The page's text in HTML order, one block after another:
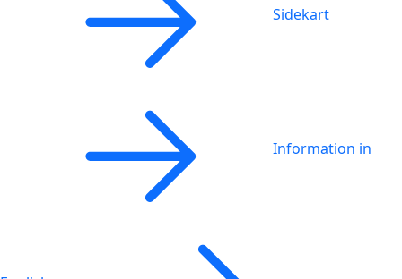
Sidekart
Information in